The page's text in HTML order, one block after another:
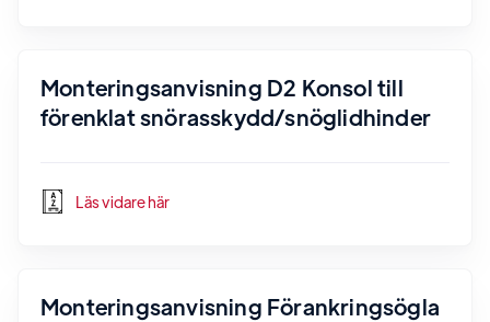
Monteringsanvisning D2 Konsol till
förenklat snörasskydd/snöglidhinder
Läs vidare här
Monteringsanvisning Förankringsögla